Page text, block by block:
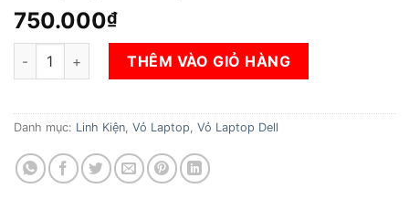
750.000₫
Vỏ laptop dell inspiron 3567 số lượng
THÊM VÀO GIỎ HÀNG
Danh mục: Linh Kiện, Vỏ Laptop, Vỏ Laptop Dell